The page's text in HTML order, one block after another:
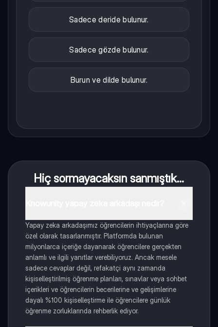
Sadece deride bulunur.
Sadece gözde bulunur.
Burun ve dilde bulunur.
Hiç sormayacaksın sanmıştık...
Yapay zeka arkadaşımız öğrencilerin ihtiyaçlarına göre
özel olarak tasarlanmıştır. Platformda bulunan
milyonlarca içeriğe dayanarak öğrencilere gerçekten
anlamlı ve ilgili yanıtlar verebiliyoruz. Ancak mesele
sadece cevaplar değil, refakatçi aynı zamanda
kişiselleştirilmiş öğrenme planları, sınavlar veya sohbet
içerikleri ve öğrencilerin becerilerine ve gelişimlerine
dayalı %100 kişiselleştirme ile öğrencilere günlük
öğrenme zorluklarında rehberlik ediyor.